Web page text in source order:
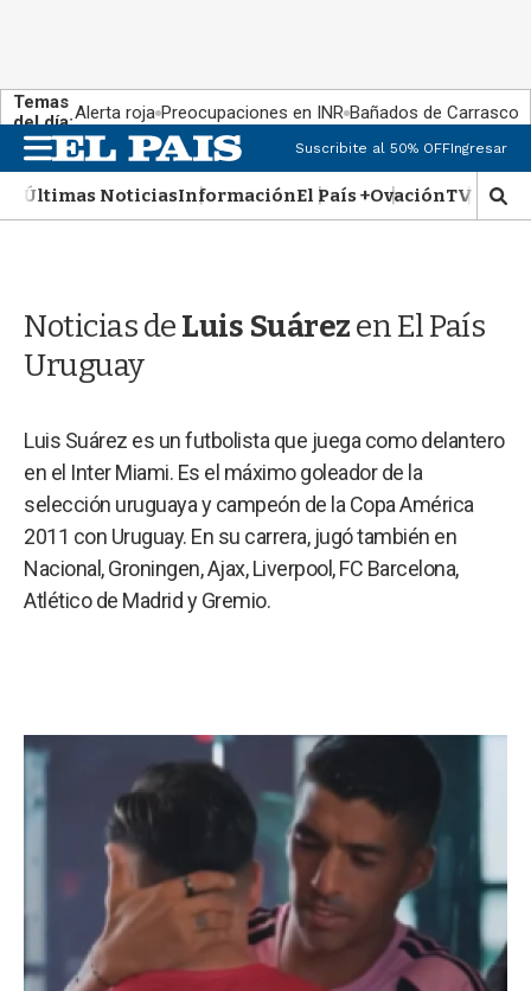
Temas
del día:Alerta roja Preocupaciones en INR Bañados de Carrasco
M
e
n
u
Suscribite al 50% OFFIngresar
Últimas NoticiasInformaciónEl País +OvaciónTV Show
M
o
q
Noticias deLuis Suárezen El País
Uruguay
Luis Suárez es un futbolista que juega como delantero
en el Inter Miami. Es el máximo goleador de la
selección uruguaya y campeón de la Copa América
2011 con Uruguay. En su carrera, jugó también en
Nacional, Groningen, Ajax, Liverpool, FC Barcelona,
Atlético de Madrid y Gremio.